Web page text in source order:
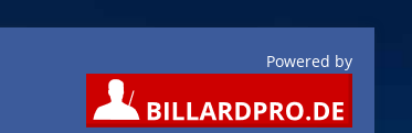
Powered by